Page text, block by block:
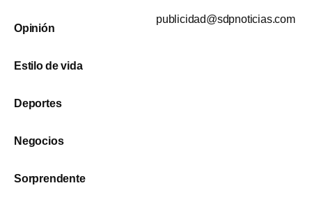
Opinión
Estilo de vida
Deportes
Negocios
Sorprendente
publicidad@sdpnoticias.com